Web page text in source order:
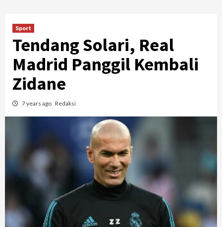
Sport
Tendang Solari, Real
Madrid Panggil Kembali
Zidane
7 years ago Redaksi